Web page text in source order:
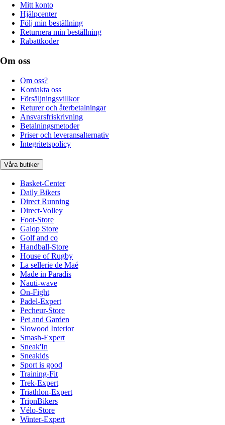
Mitt konto
Hjälpcenter
Följ min beställning
Returnera min beställning
Rabattkoder
Om oss
Om oss?
Kontakta oss
Försäljningsvillkor
Returer och återbetalningar
Ansvarsfriskrivning
Betalningsmetoder
Priser och leveransalternativ
Integritetspolicy
Våra butiker
Basket-Center
Daily Bikers
Direct Running
Direct-Volley
Foot-Store
Galop Store
Golf and co
Handball-Store
House of Rugby
La sellerie de Maé
Made in Paradis
Nauti-wave
On-Fight
Padel-Expert
Pecheur-Store
Pet and Garden
Slowood Interior
Smash-Expert
Sneak'In
Sneakids
Sport is good
Training-Fit
Trek-Expert
Triathlon-Expert
TripnBikers
Vélo-Store
Winter-Expert